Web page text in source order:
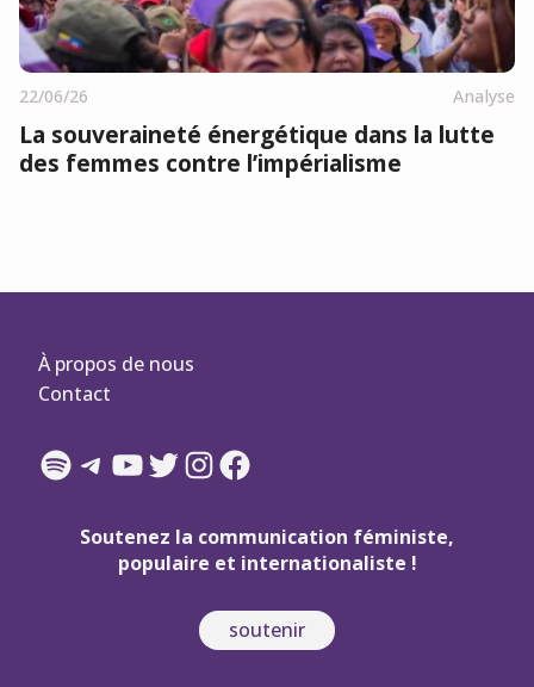
22/06/26 Analyse
La souveraineté énergétique dans la lutte
des femmes contre l’impérialisme
À propos de nous
Contact
Spotify
Telegram
YouTube
Twitter
Instagram
Facebook
Soutenez la communication féministe,
populaire et internationaliste !
soutenir